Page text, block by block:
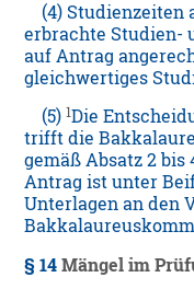
(4) Studienzeiten
erbrachte Studien-
auf Antrag
gleichwertiges
(5)1Die
trifft die
gemäß Absatz 2
Antrag ist unter
Unterlagen an den
§ 14 Mängel im